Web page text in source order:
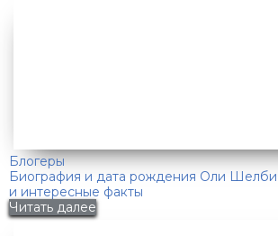
Блогеры
Биография и дата рождения Оли
и интересные факты
Читать далее